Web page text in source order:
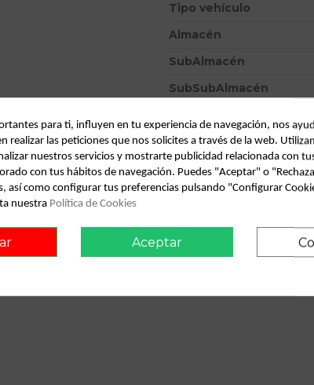
Tipo vehículo
Almacén
SubAlmacén
SubSubAlmacén
ID: 856034
Fecha disponible: 2026-
Descripción
Recambio de motor
ESW20ER121 02Z911420A
para ti, influyen en tu experiencia de navegación, nos
realizar las peticiones que nos solicites a través de la web.
nuestros servicios y mostrarte publicidad relacionada con
con tus hábitos de navegación. Puedes "Aceptar" o
así como configurar tus preferencias pulsando "Configurar
nuestra Política de Cookies
Aceptar